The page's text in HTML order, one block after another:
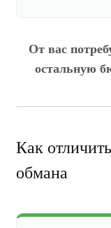
От вас
остальную
Как
обмана